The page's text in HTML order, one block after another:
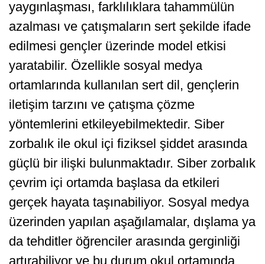
yaygınlaşması, farklılıklara tahammülün
azalması ve çatışmaların sert şekilde ifade
edilmesi gençler üzerinde model etkisi
yaratabilir. Özellikle sosyal medya
ortamlarında kullanılan sert dil, gençlerin
iletişim tarzını ve çatışma çözme
yöntemlerini etkileyebilmektedir. Siber
zorbalık ile okul içi fiziksel şiddet arasında
güçlü bir ilişki bulunmaktadır. Siber zorbalık
çevrim içi ortamda başlasa da etkileri
gerçek hayata taşınabiliyor. Sosyal medya
üzerinden yapılan aşağılamalar, dışlama ya
da tehditler öğrenciler arasında gerginliği
artırabiliyor ve bu durum okul ortamında